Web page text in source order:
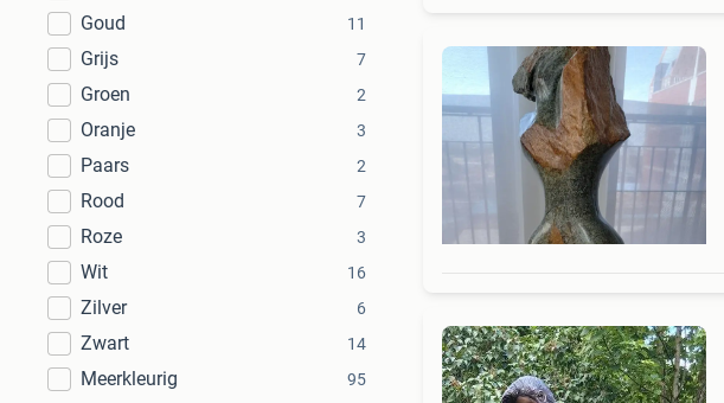
Goud 11
Grijs 7
Groen 2
Oranje 3
Paars 2
Rood 7
Roze 3
Wit 16
Zilver 6
Zwart 14
Meerkleurig 95